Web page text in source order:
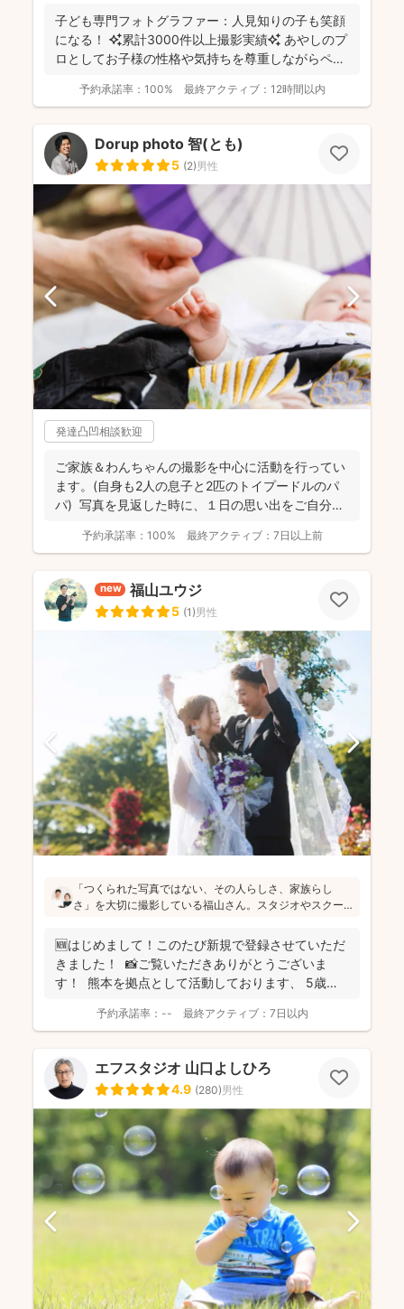
子ども専門フォトグラファー：人見知りの子も笑顔
になる！ ✨累計3000件以上撮影実績✨ あやしのプ
ロとしてお子様の性格や気持ちを尊重しながらペー
予約承諾率： 100% 最終アクティブ： 12時間以内
Dorup photo 智(とも)
5 (2)男性
発達凸凹相談歓迎
ご家族＆わんちゃんの撮影を中心に活動を行ってい
ます。(自身も2人の息子と2匹のトイプードルのパ
パ) 写真を見返した時に、１日の思い出をご自分自
予約承諾率： 100% 最終アクティブ： 7日以上前
new 福山ユウジ
5 (1)男性
「つくられた写真ではない、その人らしさ、家族らし
さ」を大切に撮影している福山さん。スタジオやスクー
も安心です！お子さんの自由な雰囲気を思い出に残され
たい方にはぜひオススメします(^^)
🆕はじめまして！このたび新規で登録させていただ
きました！ 📸ご覧いただきありがとうございま
す！ 熊本を拠点として活動しております、 5歳の
予約承諾率： -- 最終アクティブ： 7日以内
エフスタジオ 山口よしひろ
4.9 (280)男性